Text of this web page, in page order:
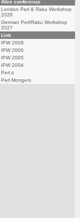
Altre conferenze
London Perl & Raku Workshop
2026
German Perl/Raku Workshop
2027
Link
IPW 2008
IPW 2006
IPW 2005
IPW 2004
Perl.it
Perl Mongers